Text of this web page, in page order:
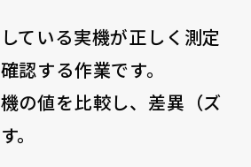
ている実機が正しく測定
認する作業です。
の値を比較し、差異（ズ
。